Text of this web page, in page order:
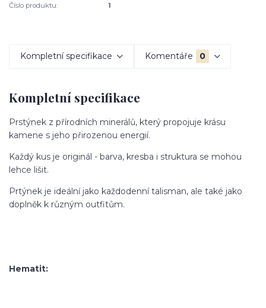
Číslo produktu: 1
Kompletní specifikace Komentáře 0
Kompletní specifikace
Prstýnek z přírodních minerálů, který propojuje krásu
kamene s jeho přirozenou energií.
Každý kus je originál - barva, kresba i struktura se mohou
lehce lišit.
Prtýnek je ideální jako každodenní talisman, ale také jako
doplněk k různým outfitům.
Hematit: